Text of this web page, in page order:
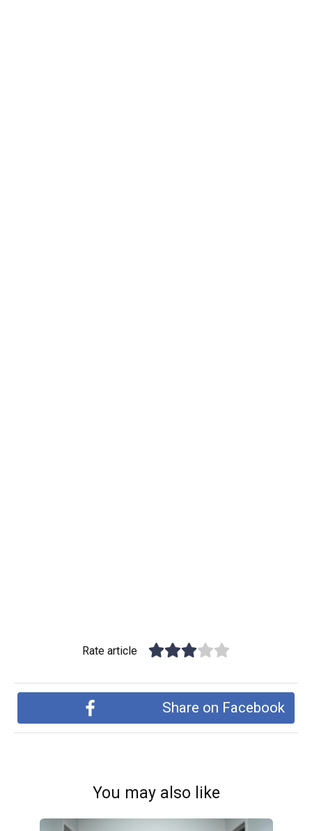
Rate article
Share on Facebook
You may also like